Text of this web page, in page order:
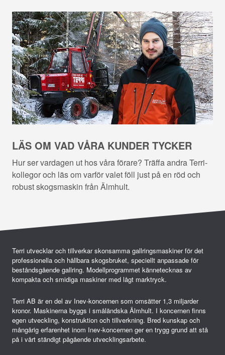
LÄS OM VAD VÅRA KUNDER TYCKER
Hur ser vardagen ut hos våra förare? Träffa andra Terri-
kollegor och läs om varför valet föll just på en röd och
robust skogsmaskin från Älmhult.
Terri utvecklar och tillverkar skonsamma gallringsmaskiner för det
professionella och hållbara skogsbruket, speciellt anpassade för
beståndsgående gallring. Modellprogrammet kännetecknas av
kompakta och smidiga maskiner med lågt marktryck.
Terri AB är en del av Inev-koncernen som omsätter 1,3 miljarder
kronor. Maskinerna byggs i småländska Älmhult. I koncernen finns
egen utveckling, konstruktion och tillverkning. Bred kunskap och
mångårig erfarenhet inom Inev-koncernen ger en trygg grund att stå
på i vårt ständigt pågående utvecklingsarbete.